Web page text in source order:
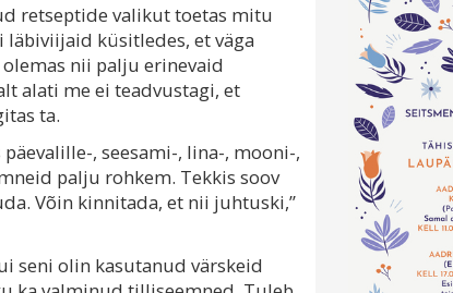
retseptide valikut toetas mitu
läbiviijaid küsitledes, et väga
nii palju erinevaid
alati me ei teadvustagi, et
ta.
, seesami-, lina-, mooni-,
palju rohkem. Tekkis soov
Võin kinnitada, et nii juhtuski,”
seni olin kasutanud värskeid